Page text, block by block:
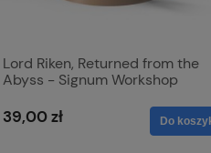
Lord Riken, Returned from the
Abyss - Signum Workshop
39,00 zł Do